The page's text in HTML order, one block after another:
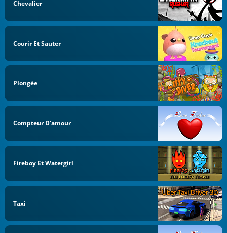
Chevalier
Courir Et Sauter
Plongée
Compteur D'amour
Fireboy Et Watergirl
Taxi